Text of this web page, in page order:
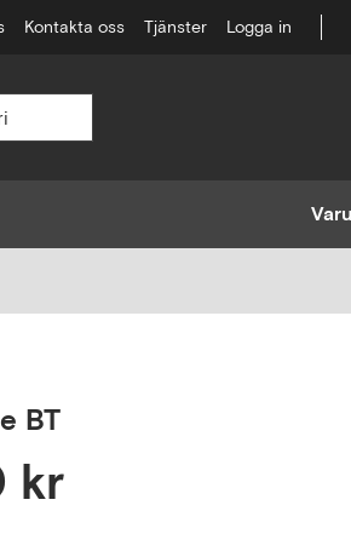
Kontakta oss Tjänster Logga in
BT
kr